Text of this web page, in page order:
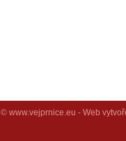
© www.vejprnice.eu - Web